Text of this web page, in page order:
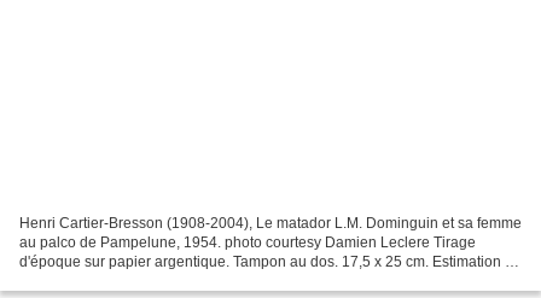
Henri Cartier-Bresson (1908-2004), Le matador L.M. Dominguin et sa femme
au palco de Pampelune, 1954. photo courtesy Damien Leclere Tirage
d'époque sur papier argentique. Tampon au dos. 17,5 x 25 cm. Estimation : 1